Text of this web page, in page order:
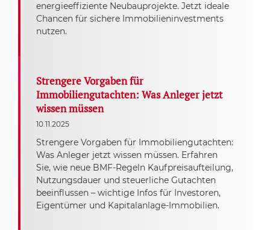
energieeffiziente Neubauprojekte. Jetzt ideale
Chancen für sichere Immobilieninvestments
nutzen.
Strengere Vorgaben für
Immobiliengutachten: Was Anleger jetzt
wissen müssen
10.11.2025
Strengere Vorgaben für Immobiliengutachten:
Was Anleger jetzt wissen müssen. Erfahren
Sie, wie neue BMF-Regeln Kaufpreisaufteilung,
Nutzungsdauer und steuerliche Gutachten
beeinflussen – wichtige Infos für Investoren,
Eigentümer und Kapitalanlage-Immobilien.